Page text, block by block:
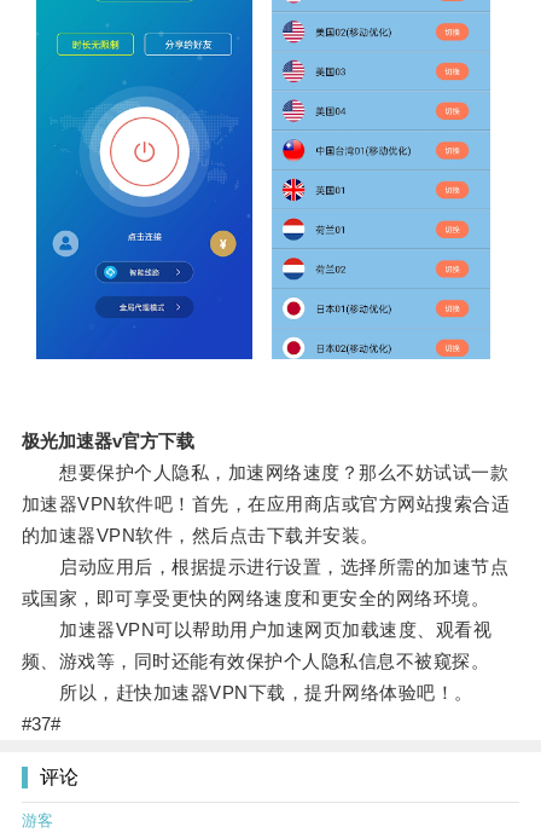
极光加速器v官方下载
想要保护个人隐私，加速网络速度？那么不妨试试一款
加速器VPN软件吧！首先，在应用商店或官方网站搜索合适
的加速器VPN软件，然后点击下载并安装。
启动应用后，根据提示进行设置，选择所需的加速节点
或国家，即可享受更快的网络速度和更安全的网络环境。
加速器VPN可以帮助用户加速网页加载速度、观看视
频、游戏等，同时还能有效保护个人隐私信息不被窥探。
所以，赶快加速器VPN下载，提升网络体验吧！。
#37#
评论
游客